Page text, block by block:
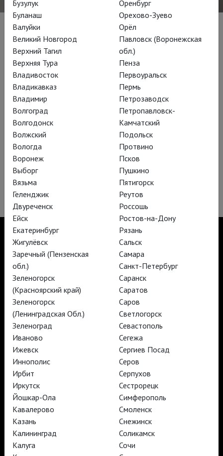
Постановки
Лес
TheatreHD
TheatreHD Опера
TheatreHD Балет в кино
АРТ-ЛЕКТОРИЙ В КИНО
TheatreHD
АРТ-ЛЕКТОРИЙ В КИНО
TheatreHD
TheatreHD Опера
TheatreHD Балет в кино
АРТ-ЛЕКТОРИЙ В КИНО
TheatreHD
Бузулук
Буланаш
Валуйки
Великий Новгород
Верхний Тагил
Верхняя Тура
Владивосток
Владикавказ
Владимир
Волгоград
Волгодонск
Волжский
Вологда
Воронеж
Выборг
Вязьма
Геленджик
Двуреченск
Ейск
Екатеринбург
Жигулёвск
Заречный (Пензенская
обл.)
Зеленогорск
(Красноярский край)
Зеленогорск
(Ленинградская Обл.)
Зеленоград
Иваново
Ижевск
Иннополис
Ирбит
Иркутск
Йошкар-Ола
Кавалерово
Казань
Калининград
Калуга
Оренбург
Орехово-Зуево
Орёл
Павловск (Воронежская
обл.)
Пенза
Первоуральск
Пермь
Петрозаводск
Петропавловск-
Камчатский
Подольск
Протвино
Псков
Пушкино
Пятигорск
Реутов
Россошь
Ростов-на-Дону
Рязань
Сальск
Самара
Санкт-Петербург
Саранск
Саратов
Саров
Светлогорск
Севастополь
Сегежа
Сергиев Посад
Серов
Серпухов
Сестрорецк
Симферополь
Смоленск
Снежинск
Соликамск
Сочи